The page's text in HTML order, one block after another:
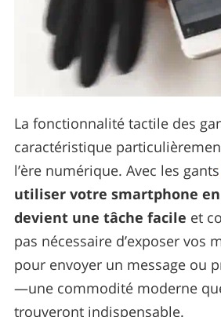
La fonctionnalité tactile des
caractéristique
l’ère numérique. Avec les gants
utiliser votre smartphone
devient une tâche facile et
pas nécessaire d’exposer vos
pour envoyer un message ou
—une commodité moderne
trouveront indispensable.